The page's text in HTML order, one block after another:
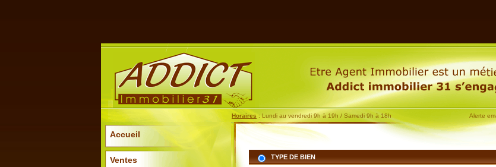
Horaires : Lundi au vendredi 9h à 19h / Samedi 9h à 18h Alerte
Accueil
Ventes
TYPE DE BIEN